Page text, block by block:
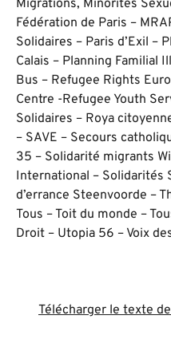
Migrations, Minorités
Fédération de Paris –
Solidaires – Paris d’Exil –
Calais – Planning Familial
Bus – Refugee Rights
Centre -Refugee Youth
Solidaires – Roya
– SAVE – Secours
35 – Solidarité migrants
International – Solidarités
d’errance Steenvoorde –
Tous – Toit du monde –
Droit – Utopia 56 – Voix
Télécharger le texte